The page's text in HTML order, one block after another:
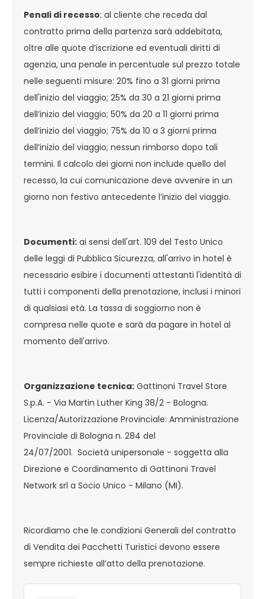
Penali di recesso: al cliente che receda dal
contratto prima della partenza sarà addebitata,
oltre alle quote d’iscrizione ed eventuali diritti di
agenzia, una penale in percentuale sul prezzo totale
nelle seguenti misure: 20% fino a 31 giorni prima
dell'inizio del viaggio; 25% da 30 a 21 giorni prima
dell’inizio del viaggio; 50% da 20 a 11 giorni prima
dell’inizio del viaggio; 75% da 10 a 3 giorni prima
dell’inizio del viaggio; nessun rimborso dopo tali
termini. Il calcolo dei giorni non include quello del
recesso, la cui comunicazione deve avvenire in un
giorno non festivo antecedente l’inizio del viaggio.
Documenti: ai sensi dell'art. 109 del Testo Unico
delle leggi di Pubblica Sicurezza, all'arrivo in hotel è
necessario esibire i documenti attestanti l'identità di
tutti i componenti della prenotazione, inclusi i minori
di qualsiasi età. La tassa di soggiorno non è
compresa nelle quote e sarà da pagare in hotel al
momento dell'arrivo.
Organizzazione tecnica: Gattinoni Travel Store
S.p.A. - Via Martin Luther King 38/2 - Bologna.
Licenza/Autorizzazione Provinciale: Amministrazione
Provinciale di Bologna n. 284 del
24/07/2001. Società unipersonale - soggetta alla
Direzione e Coordinamento di Gattinoni Travel
Network srl a Socio Unico - Milano (MI).
Ricordiamo che le condizioni Generali del contratto
di Vendita dei Pacchetti Turistici devono essere
sempre richieste all’atto della prenotazione.